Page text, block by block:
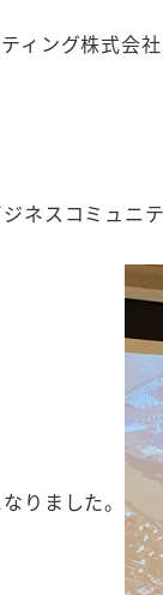
ィング株式会
スコミュニ
りました。